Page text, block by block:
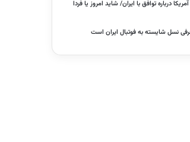
درباره توافق با ایران/ شاید امروز یا فردا
نسل شایسته به فوتبال ایران است